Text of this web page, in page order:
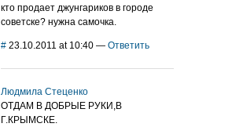
кто продает джунгариков в городе
советске? нужна самочка.
# 23.10.2011 at 10:40 — Ответить
Людмила Стеценко
ОТДАМ В ДОБРЫЕ РУКИ,В
Г.КРЫМСКЕ.